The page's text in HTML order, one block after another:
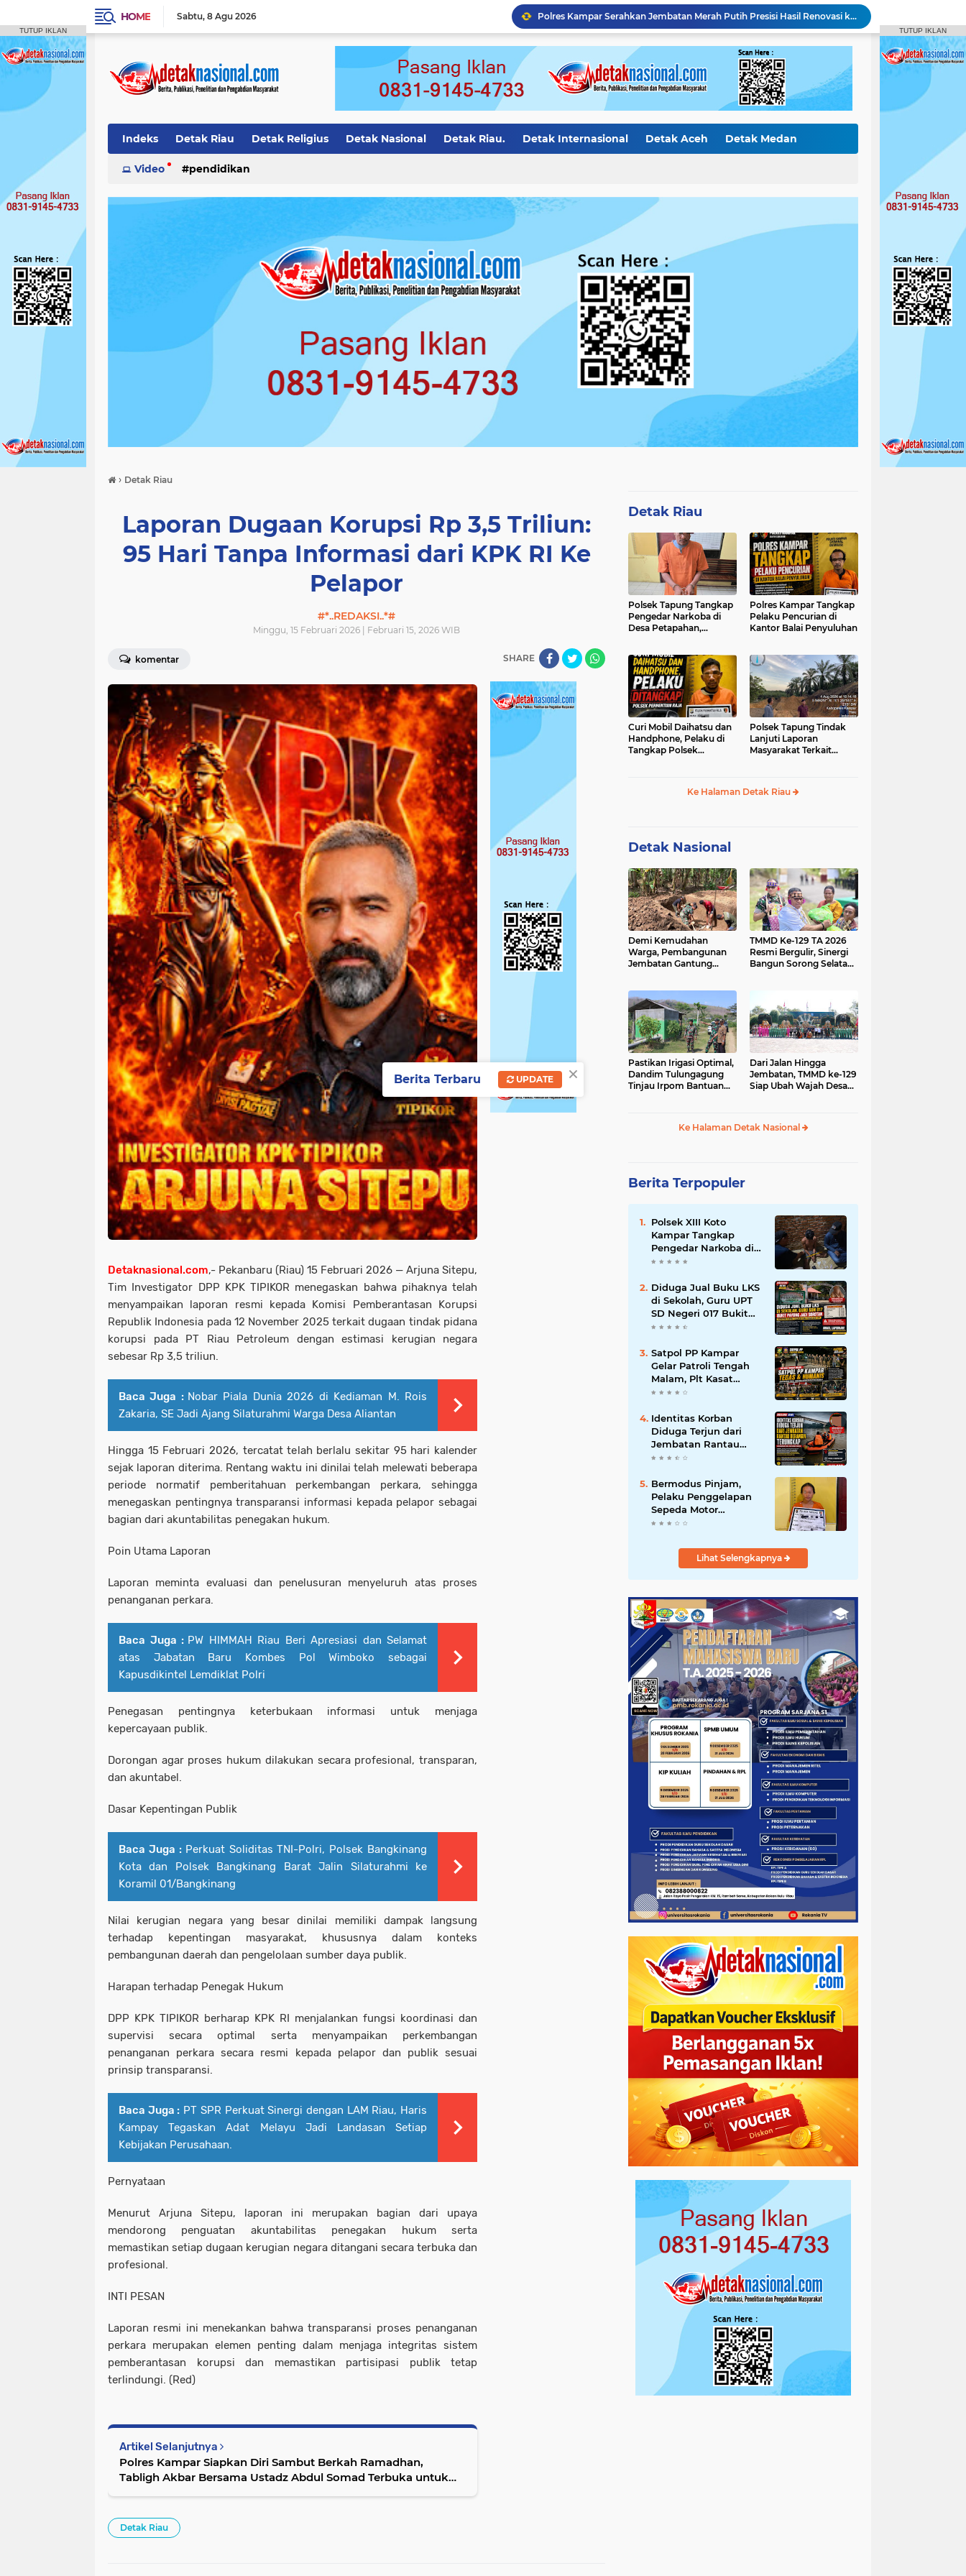
HOME Sabtu 8 Agu 2026
Polres Kampar Serahkan Jembatan Merah Putih Presisi Hasil Renovasi ke Warga Pulau Jambu Kuok
Polres Kampar Tangkap Pelaku Pencurian di Kantor Balai Penyuluhan
Polsek Tapung Tindak Lanjuti Laporan Masyarakat Terkait Penambangan Ilegal di Desa Bencah Kelubi
Identitas Korban Diduga Terjun dari Jembatan Rantau Berangin Terungkap, Tim Gabungan Terus Sisir Sungai Kampar
Amankan 1,95 Gram Sabu dan 2 Butir Ekstasi, Polsek Kampar Kiri Hilir Tangkap Pengedar Usia 26 Tahun
Indeks Detak Riau Detak Religius Detak Nasional Detak Riau. Detak Internasional Detak Aceh Detak Medan
Pendidikan Detak Opini
Publikasi Ilmiah Siak Detak Nasion
Video pendidikan
› Detak Riau
Laporan Dugaan Korupsi Rp 3,5 Triliun:
95 Hari Tanpa Informasi dari KPK RI Ke
Pelapor
#*..REDAKSI..*#
Minggu, 15 Februari 2026 | Februari 15, 2026 WIB
komentar SHARE
Detaknasional.com,- Pekanbaru (Riau) 15 Februari 2026 — Arjuna Sitepu,
Tim Investigator DPP KPK TIPIKOR menegaskan bahwa pihaknya telah
menyampaikan laporan resmi kepada Komisi Pemberantasan Korupsi
Republik Indonesia pada 12 November 2025 terkait dugaan tindak pidana
korupsi pada PT Riau Petroleum dengan estimasi kerugian negara
sebesar Rp 3,5 triliun.
Baca Juga : Nobar Piala Dunia 2026 di Kediaman M. Rois
Zakaria, SE Jadi Ajang Silaturahmi Warga Desa Aliantan
Hingga 15 Februari 2026, tercatat telah berlalu sekitar 95 hari kalender
sejak laporan diterima. Rentang waktu ini dinilai telah melewati beberapa
periode normatif pemberitahuan perkembangan perkara, sehingga
menegaskan pentingnya transparansi informasi kepada pelapor sebagai
bagian dari akuntabilitas penegakan hukum.
Poin Utama Laporan
Laporan meminta evaluasi dan penelusuran menyeluruh atas proses
penanganan perkara.
Baca Juga : PW HIMMAH Riau Beri Apresiasi dan Selamat
atas Jabatan Baru Kombes Pol Wimboko sebagai
Kapusdikintel Lemdiklat Polri
Penegasan pentingnya keterbukaan informasi untuk menjaga
kepercayaan publik.
Dorongan agar proses hukum dilakukan secara profesional, transparan,
dan akuntabel.
Dasar Kepentingan Publik
Baca Juga : Perkuat Soliditas TNI-Polri, Polsek Bangkinang
Kota dan Polsek Bangkinang Barat Jalin Silaturahmi ke
Koramil 01/Bangkinang
Nilai kerugian negara yang besar dinilai memiliki dampak langsung
terhadap kepentingan masyarakat, khususnya dalam konteks
pembangunan daerah dan pengelolaan sumber daya publik.
Harapan terhadap Penegak Hukum
DPP KPK TIPIKOR berharap KPK RI menjalankan fungsi koordinasi dan
supervisi secara optimal serta menyampaikan perkembangan
penanganan perkara secara resmi kepada pelapor dan publik sesuai
prinsip transparansi.
Baca Juga : PT SPR Perkuat Sinergi dengan LAM Riau, Haris
Kampay Tegaskan Adat Melayu Jadi Landasan Setiap
Kebijakan Perusahaan.
Pernyataan
Menurut Arjuna Sitepu, laporan ini merupakan bagian dari upaya
mendorong penguatan akuntabilitas penegakan hukum serta
memastikan setiap dugaan kerugian negara ditangani secara terbuka dan
profesional.
INTI PESAN
Laporan resmi ini menekankan bahwa transparansi proses penanganan
perkara merupakan elemen penting dalam menjaga integritas sistem
pemberantasan korupsi dan memastikan partisipasi publik tetap
terlindungi. (Red)
Artikel Selanjutnya
Polres Kampar Siapkan Diri Sambut Berkah Ramadhan,
Tabligh Akbar Bersama Ustadz Abdul Somad Terbuka untuk
Detak Riau
Detak Riau
Polsek Tapung Tangkap
Pengedar Narkoba di
Desa Petapahan,
Polres Kampar Tangkap
Pelaku Pencurian di
Kantor Balai Penyuluhan
Curi Mobil Daihatsu dan
Handphone, Pelaku di
Tangkap Polsek
Polsek Tapung Tindak
Lanjuti Laporan
Masyarakat Terkait
Ke Halaman Detak Riau
Detak Nasional
Demi Kemudahan
Warga, Pembangunan
Jembatan Gantung
TMMD Ke-129 TA 2026
Resmi Bergulir, Sinergi
Bangun Sorong Selatan
Pastikan Irigasi Optimal,
Dandim Tulungagung
Tinjau Irpom Bantuan
Dari Jalan Hingga
Jembatan, TMMD ke-129
Siap Ubah Wajah Desa
Ke Halaman Detak Nasional
Berita Terpopuler
Polsek XIII Koto
Kampar Tangkap
Pengedar Narkoba di
Desa Gunung Bungsu
Diduga Jual Buku LKS
di Sekolah, Guru UPT
SD Negeri 017 Bukit
Payung Jadi Sorotan,
Tegaskan Tidak
Pernah Beri Izin
Satpol PP Kampar
Gelar Patroli Tengah
Malam, Plt Kasat
Turun Langsung
Publik dan Warung
Karaoke
Identitas Korban
Diduga Terjun dari
Jembatan Rantau
Berangin Terungkap,
Sisir Sungai Kampar
Bermodus Pinjam,
Pelaku Penggelapan
Sepeda Motor
Ditangkap Polsek
Lihat Selengkapnya
TUTUP IKLAN TUTUP IKLAN
×
Berita Terbaru UPDATE